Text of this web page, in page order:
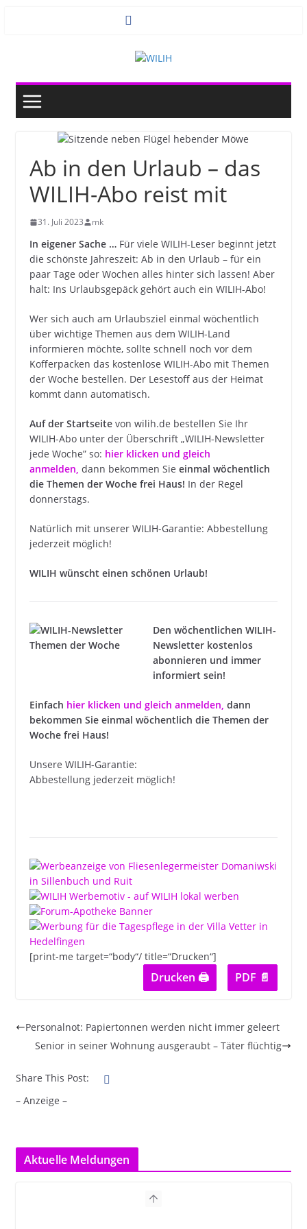
Ab in den Urlaub – das
WILIH-Abo reist mit
31. Juli 2023 mk
In eigener Sache …Für viele WILIH-Leser beginnt jetzt
die schönste Jahreszeit: Ab in den Urlaub – für ein
paar Tage oder Wochen alles hinter sich lassen! Aber
halt: Ins Urlaubsgepäck gehört auch ein WILIH-Abo!
Wer sich auch am Urlaubsziel einmal wöchentlich
über wichtige Themen aus dem WILIH-Land
informieren möchte, sollte schnell noch vor dem
Kofferpacken das kostenlose WILIH-Abo mit Themen
der Woche bestellen. Der Lesestoff aus der Heimat
kommt dann automatisch.
Auf der Startseitevon wilih.de bestellen Sie Ihr
WILIH-Abo unter der Überschrift „WILIH-Newsletter
jede Woche” so: hier klicken und gleich
anmelden, dann bekommen Sie einmal wöchentlich
die Themen der Woche frei Haus! In der Regel
donnerstags.
Natürlich mit unserer WILIH-Garantie: Abbestellung
jederzeit möglich!
WILIH wünscht einen schönen Urlaub!
Den wöchentlichen WILIH-
Newsletter kostenlos
abonnieren und immer
informiert sein!
Einfach hier klicken und gleich anmelden, dann
bekommen Sie einmal wöchentlich die Themen der
Woche frei Haus!
Unsere WILIH-Garantie:
Abbestellung jederzeit möglich!
[print-me target=“body“/ title=“Drucken“]
Drucken 🖨 PDF 📄
Personalnot: Papiertonnen werden nicht immer geleert
Senior in seiner Wohnung ausgeraubt – Täter flüchtig
Share This Post:
– Anzeige –
Aktuelle Meldungen